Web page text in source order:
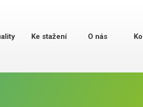
Ke stažení O nás